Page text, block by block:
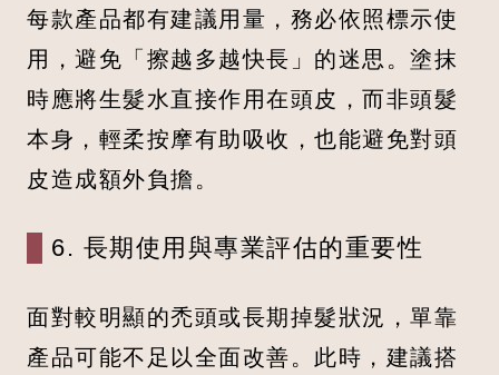
每款產品都有建議用量，務必依照標示使
用，避免「擦越多越快長」的迷思。塗抹
時應將生髮水直接作用在頭皮，而非頭髮
本身，輕柔按摩有助吸收，也能避免對頭
皮造成額外負擔。
6. 長期使用與專業評估的重要性
面對較明顯的禿頭或長期掉髮狀況，單靠
產品可能不足以全面改善。此時，建議搭